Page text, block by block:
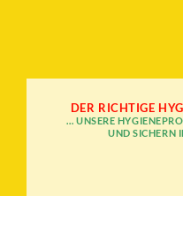
DER RICHTIGE
… UNSERE
UND SICHERN